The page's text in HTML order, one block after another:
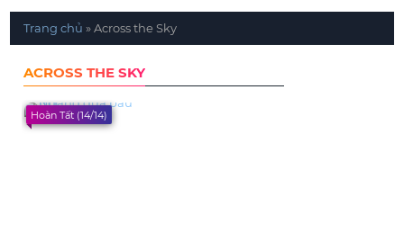
Trang chủ »Across the Sky
ACROSS THE SKY
Hoàn Tất (14/14)